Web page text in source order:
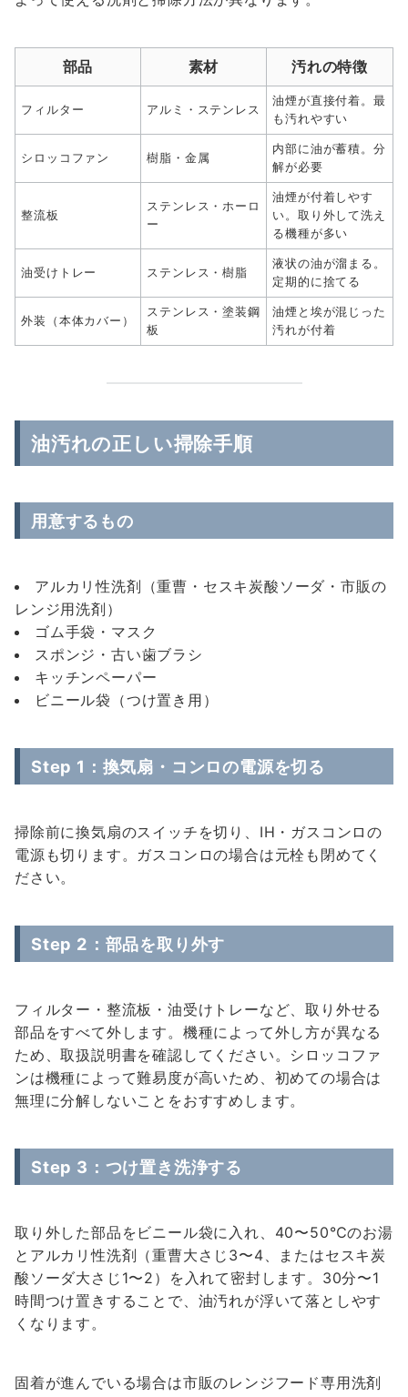
部品 素材 汚れの特徴
フィルター アルミ・ステンレス
油煙が直接付着。最
も汚れやすい
シロッコファン 樹脂・金属
内部に油が蓄積。分
解が必要
整流板
ステンレス・ホーロ
ー
油煙が付着しやす
い。取り外して洗え
る機種が多い
油受けトレー ステンレス・樹脂
液状の油が溜まる。
定期的に捨てる
外装（本体カバー）
ステンレス・塗装鋼
板
油煙と埃が混じった
汚れが付着
油汚れの正しい掃除手順
用意するもの
アルカリ性洗剤（重曹・セスキ炭酸ソーダ・市販の
レンジ用洗剤）
ゴム手袋・マスク
スポンジ・古い歯ブラシ
キッチンペーパー
ビニール袋（つけ置き用）
Step 1：換気扇・コンロの電源を切る
掃除前に換気扇のスイッチを切り、IH・ガスコンロの
電源も切ります。ガスコンロの場合は元栓も閉めてく
ださい。
Step 2：部品を取り外す
フィルター・整流板・油受けトレーなど、取り外せる
部品をすべて外します。機種によって外し方が異なる
ため、取扱説明書を確認してください。シロッコファ
ンは機種によって難易度が高いため、初めての場合は
無理に分解しないことをおすすめします。
Step 3：つけ置き洗浄する
取り外した部品をビニール袋に入れ、40〜50℃のお湯
とアルカリ性洗剤（重曹大さじ3〜4、またはセスキ炭
酸ソーダ大さじ1〜2）を入れて密封します。30分〜1
時間つけ置きすることで、油汚れが浮いて落としやす
くなります。
固着が進んでいる場合は市販のレンジフード専用洗剤